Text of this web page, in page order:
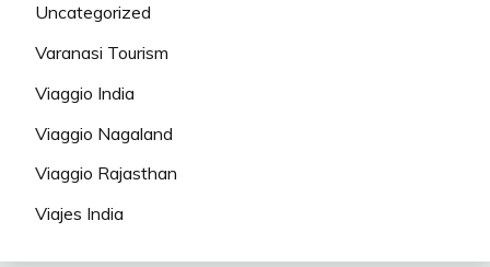
Uncategorized
Varanasi Tourism
Viaggio India
Viaggio Nagaland
Viaggio Rajasthan
Viajes India